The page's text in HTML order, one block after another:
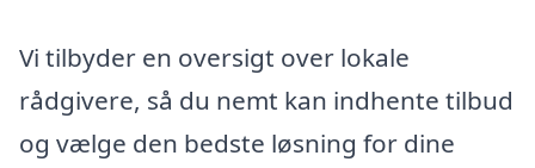
Vi tilbyder en oversigt over lokale
rådgivere, så du nemt kan indhente tilbud
og vælge den bedste løsning for dine